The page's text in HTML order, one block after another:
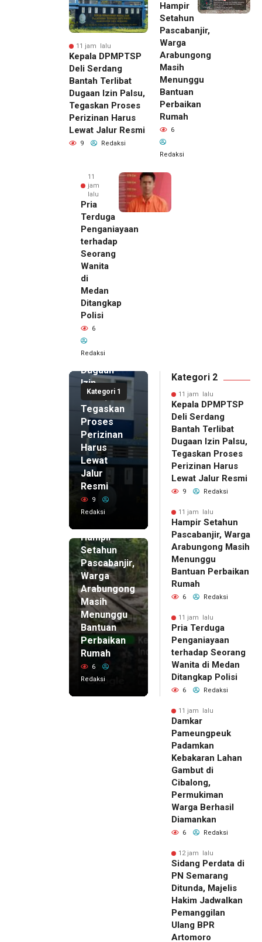
11 jam lalu
Kepala DPMPTSP
Deli Serdang
Bantah Terlibat
Dugaan Izin Palsu,
Tegaskan Proses
Perizinan Harus
Lewat Jalur Resmi
9 Redaksi
Hampir
Setahun
Pascabanjir,
Warga
Arabungong
Masih
Menunggu
Bantuan
Perbaikan
Rumah
6
Redaksi
11
jam
lalu
Pria
Terduga
Penganiayaan
terhadap
Seorang
Wanita
di
Medan
Ditangkap
Polisi
6
Redaksi
Kategori 1
11 jam lalu
Kepala
DPMPTSP
Deli
Serdang
Bantah
Terlibat
Dugaan
Izin
Palsu,
Tegaskan
Proses
Perizinan
Harus
Lewat
Jalur
Resmi
9
Redaksi
Hampir
Setahun
Pascabanjir,
Warga
Arabungong
Masih
Menunggu
Bantuan
Perbaikan
Rumah
6
Redaksi
Kategori 2
11 jam lalu
Kepala DPMPTSP
Deli Serdang
Bantah Terlibat
Dugaan Izin Palsu,
Tegaskan Proses
Perizinan Harus
Lewat Jalur Resmi
9 Redaksi
11 jam lalu
Hampir Setahun
Pascabanjir, Warga
Arabungong Masih
Menunggu
Bantuan Perbaikan
Rumah
6 Redaksi
11 jam lalu
Pria Terduga
Penganiayaan
terhadap Seorang
Wanita di Medan
Ditangkap Polisi
6 Redaksi
11 jam lalu
Damkar
Pameungpeuk
Padamkan
Kebakaran Lahan
Gambut di
Cibalong,
Permukiman
Warga Berhasil
Diamankan
6 Redaksi
12 jam lalu
Sidang Perdata di
PN Semarang
Ditunda, Majelis
Hakim Jadwalkan
Pemanggilan
Ulang BPR
Artomoro